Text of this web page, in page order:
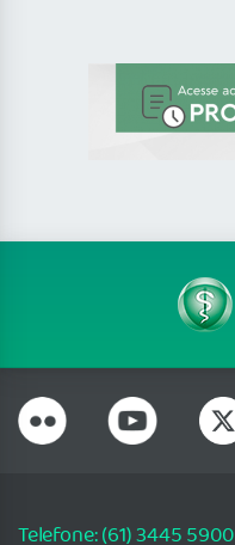
Telefone: (61) 3445 5900